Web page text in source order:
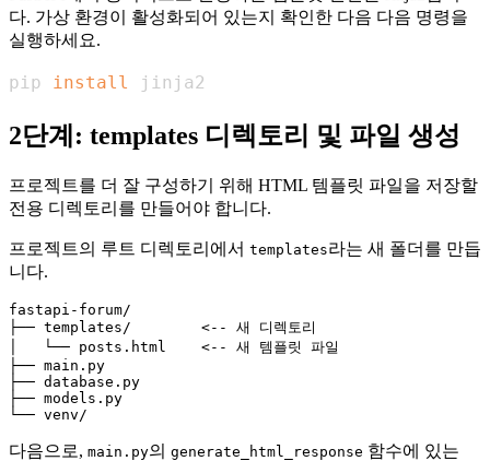
다. 가상 환경이 활성화되어 있는지 확인한 다음 다음 명령을
실행하세요.
pip install jinja2
2단계: templates 디렉토리 및 파일 생성
프로젝트를 더 잘 구성하기 위해 HTML 템플릿 파일을 저장할
전용 디렉토리를 만들어야 합니다.
프로젝트의 루트 디렉토리에서 templates라는 새 폴더를 만듭
니다.
fastapi-forum/
├── templates/        <-- 새 디렉토리
│   └── posts.html    <-- 새 템플릿 파일
├── main.py
├── database.py
├── models.py
다음으로, main.py의 generate_html_response 함수에 있는